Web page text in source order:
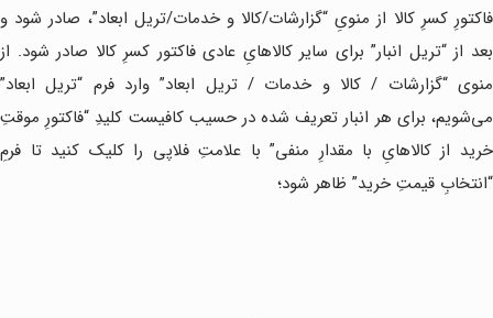
فاکتورِ کسرِ کالا از منویِ “گزارشات/کالا و خدمات/تریل ابعاد”، صادر شود و
بعد از “تریل انبار” برای سایر کالاهایِ عادی فاکتور کسرِ کالا صادر شود. از
منوی “گزارشات / کالا و خدمات / تریل ابعاد” وارد فرم “تریل ابعاد”
می‌شویم، برای هر انبار تعریف شده در حسیب کافیست کلیدِ “فاکتورِ موقتِ
خرید از کالاهایِ با مقدارِ منفی” با علامتِ فلاپی را کلیک کنید تا فرمِ
“انتخابِ قیمتِ خرید” ظاهر شود؛